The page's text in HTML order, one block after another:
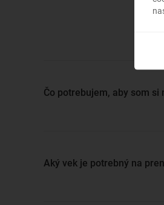
Čo potrebujem, aby som
Aký vek je potrebný na